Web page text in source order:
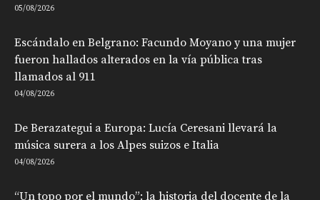
05/08/2026
Escándalo en Belgrano: Facundo Moyano y una mujer
fueron hallados alterados en la vía pública tras
llamados al 911
04/08/2026
De Berazategui a Europa: Lucía Ceresani llevará la
música surera a los Alpes suizos e Italia
04/08/2026
“Un topo por el mundo”: la historia del docente de la